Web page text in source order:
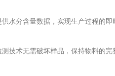
水分含量数据，实现生产过程的即
技术无需破坏样品，保持物料的完